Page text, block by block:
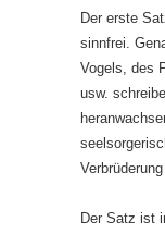
Der erste
sinnfrei.
Vogels, des
usw.
Der Satz ist